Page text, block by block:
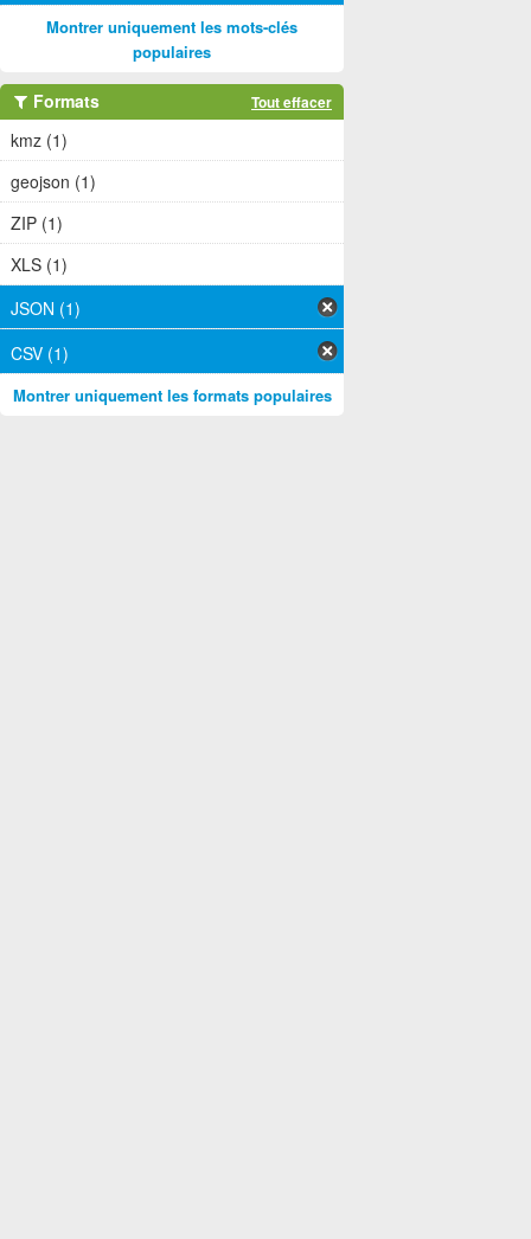
Montrer uniquement les mots-clés
populaires
Formats Tout effacer
kmz (1)
geojson (1)
ZIP (1)
XLS (1)
JSON (1)
CSV (1)
Montrer uniquement les formats populaires